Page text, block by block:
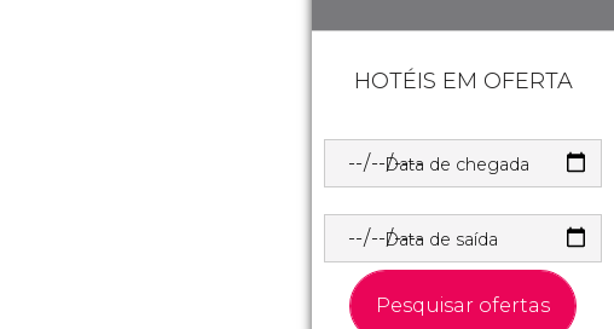
HOTÉIS EM OFERTA
Data de chegada
Data de saída
Pesquisar ofertas